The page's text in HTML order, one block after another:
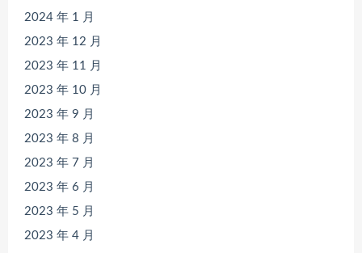
2024 年 1 月
2023 年 12 月
2023 年 11 月
2023 年 10 月
2023 年 9 月
2023 年 8 月
2023 年 7 月
2023 年 6 月
2023 年 5 月
2023 年 4 月